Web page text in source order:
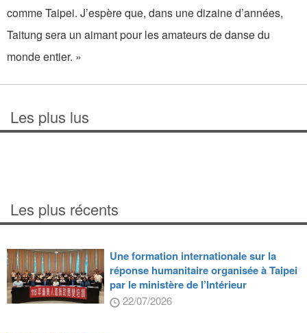
comme Taipei. J’espère que, dans une dizaine d’années,
Taitung sera un aimant pour les amateurs de danse du
monde entier. »
Les plus lus
Les plus récents
Une formation internationale sur la
réponse humanitaire organisée à Taipei
par le ministère de l’Intérieur
22/07/2026